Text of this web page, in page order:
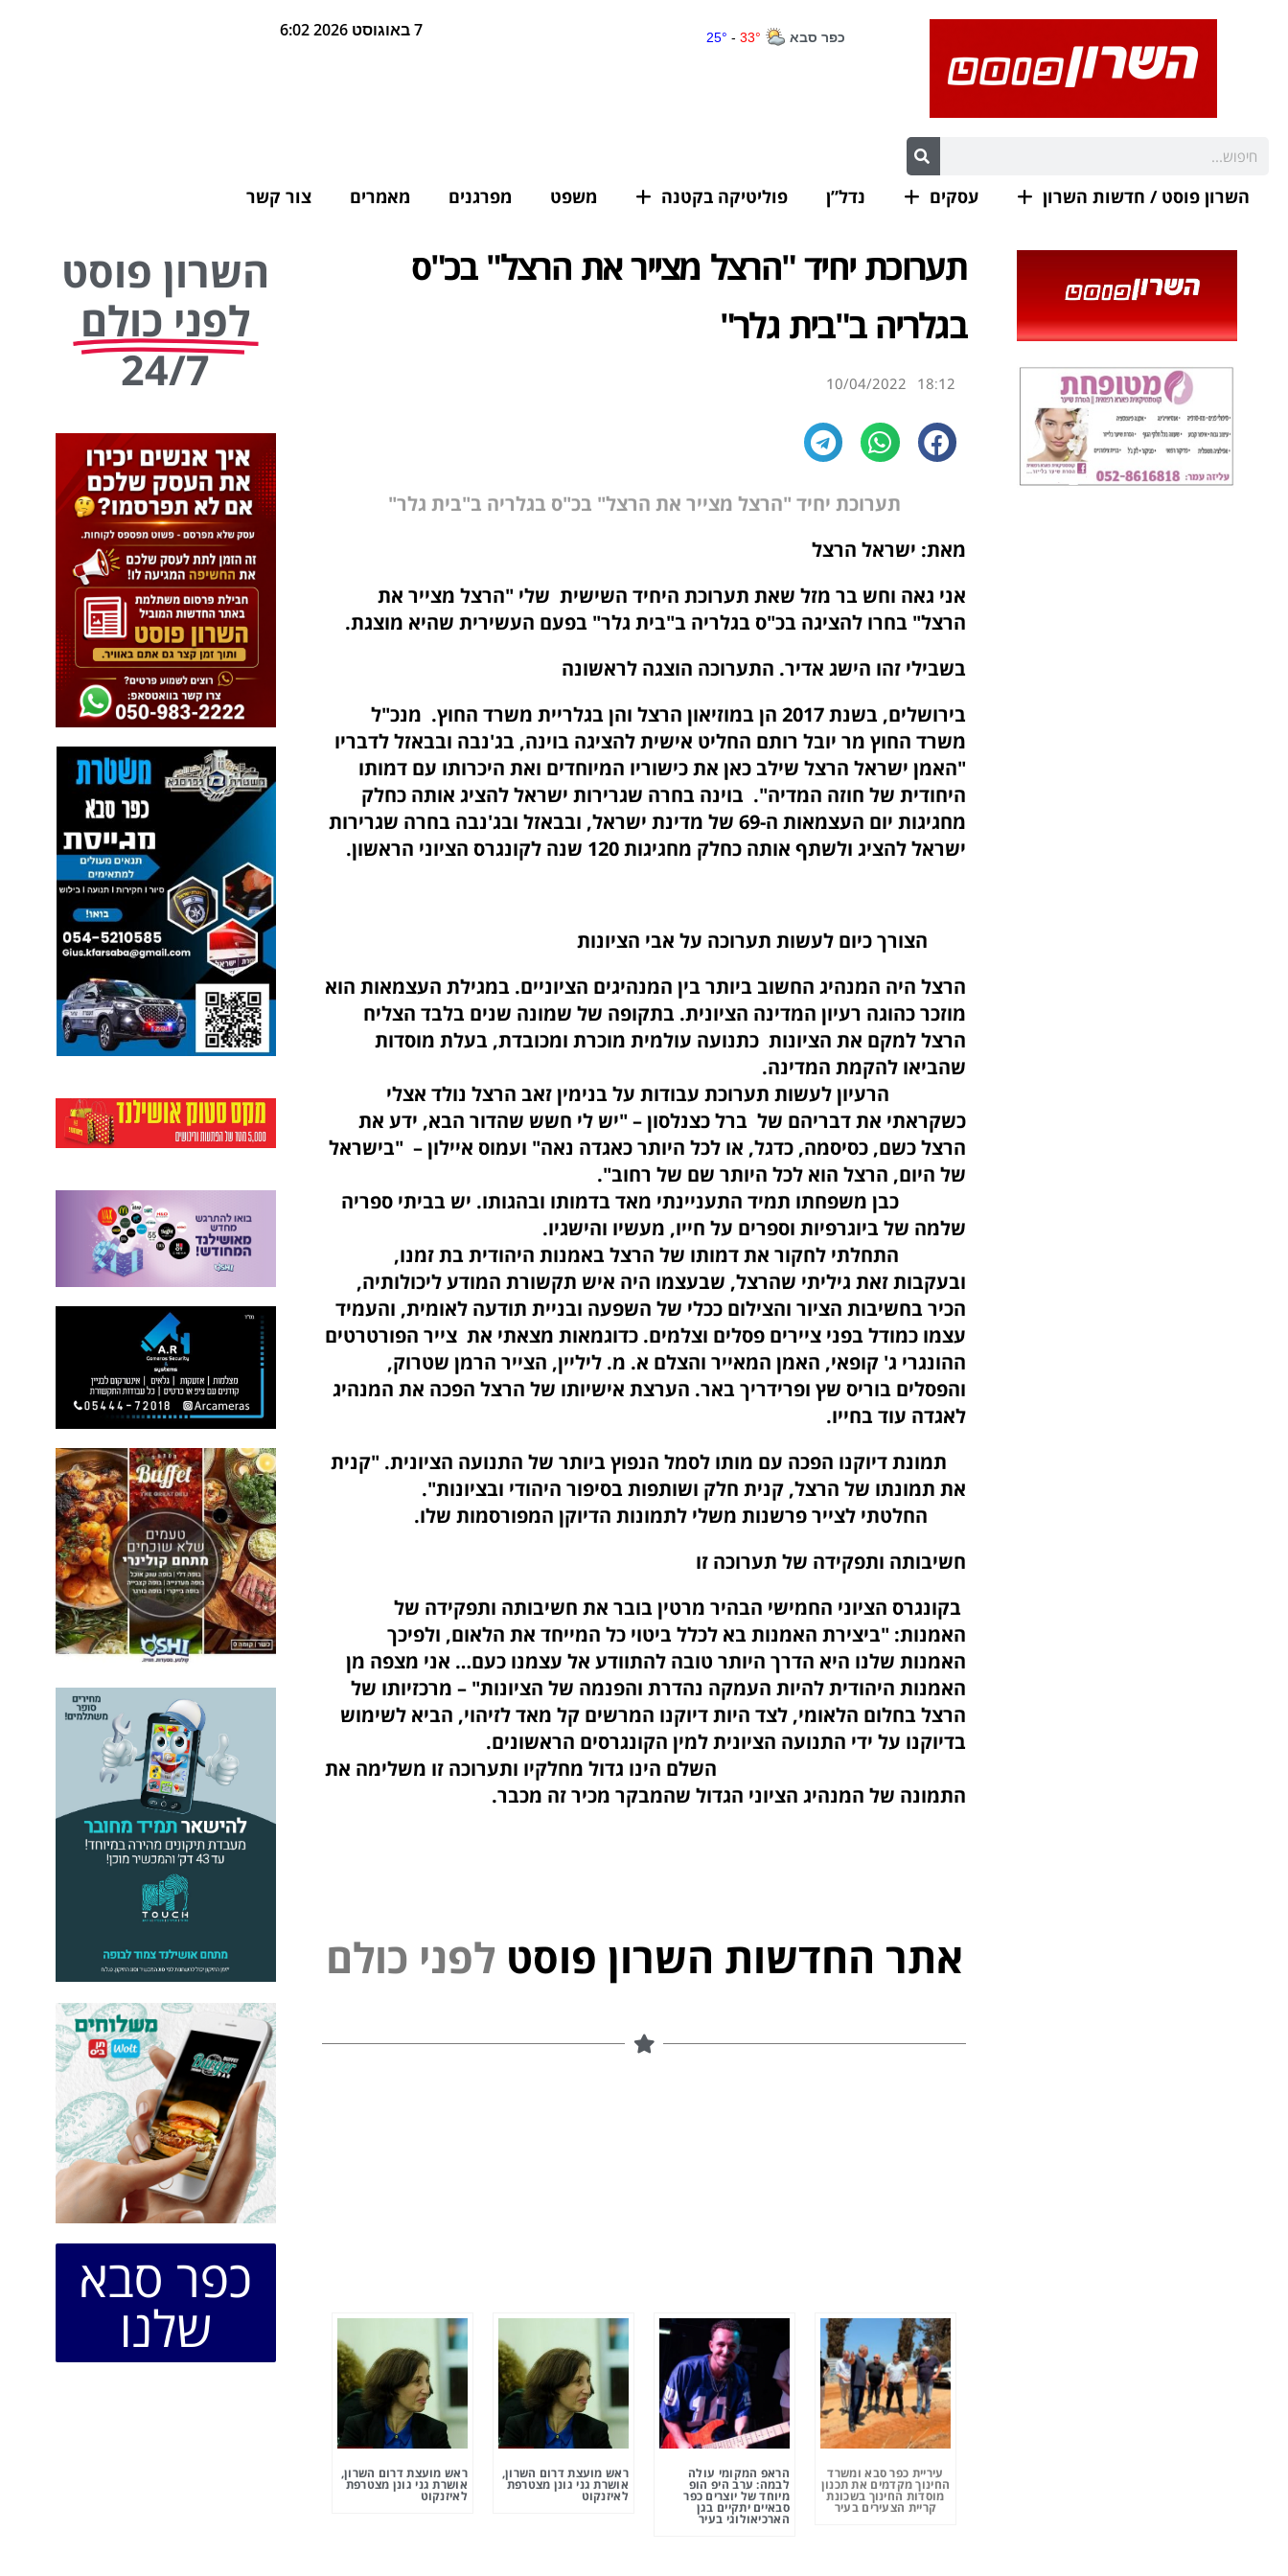
7 באוגוסט 2026 6:02
השרון פוסט / חדשות השרון עסקים נדל”ן פוליטיקה בקטנה משפט מפרגנים מאמרים צור קשר
תערוכת יחיד "הרצל מצייר את הרצל" בכ"ס
בגלריה ב"בית גלר"
18:12
10/04/2022
תערוכת יחיד "הרצל מצייר את הרצל" בכ"ס בגלריה ב"בית גלר"
מאת: ישראל הרצל
אני גאה וחש בר מזל שאת תערוכת היחיד השישית שלי "הרצל מצייר את
הרצל" בחרו להציגה בכ"ס בגלריה ב"בית גלר" בפעם העשירית שהיא מוצגת.
בשבילי זהו הישג אדיר. התערוכה הוצגה לראשונה
בירושלים, בשנת 2017 הן במוזיאון הרצל והן בגלריית משרד החוץ. מנכ"ל
משרד החוץ מר יובל רותם החליט אישית להציגה בוינה, בג'נבה ובבאזל לדבריו
"האמן ישראל הרצל שילב כאן את כישוריו המיוחדים ואת היכרותו עם דמותו
היחודית של חוזה המדיה". בוינה בחרה שגרירות ישראל להציג אותה כחלק
מחגיגות יום העצמאות ה-69 של מדינת ישראל, ובבאזל ובג'נבה בחרה שגרירות
ישראל להציג ולשתף אותה כחלק מחגיגות 120 שנה לקונגרס הציוני הראשון.
הצורך כיום לעשות תערוכה על אבי הציונות
הרצל היה המנהיג החשוב ביותר בין המנהיגים הציוניים. במגילת העצמאות הוא
מוזכר כהוגה רעיון המדינה הציונית. בתקופה של שמונה שנים בלבד הצליח
הרצל למקם את הציונות כתנועה עולמית מוכרת ומכובדת, בעלת מוסדות
שהביאו להקמת המדינה.
הרעיון לעשות תערוכת עבודות על בנימין זאב הרצל נולד אצלי
כשקראתי את דבריהם של ברל כצנלסון – "יש לי חשש שהדור הבא, ידע את
הרצל כשם, כסיסמה, כדגל, או לכל היותר כאגדה נאה" ועמוס איילון – "בישראל
של היום, הרצל הוא לכל היותר שם של רחוב".
כבן משפחתו תמיד התעניינתי מאד בדמותו ובהגותו. יש בביתי ספריה
שלמה של ביוגרפיות וספרים על חייו, מעשיו והישגיו.
התחלתי לחקור את דמותו של הרצל באמנות היהודית בת זמנו,
ובעקבות זאת גיליתי שהרצל, שבעצמו היה איש תקשורת המודע ליכולותיה,
הכיר בחשיבות הציור והצילום ככלי של השפעה ובניית תודעה לאומית, והעמיד
עצמו כמודל בפני ציירים פסלים וצלמים. כדוגמאות מצאתי את צייר הפורטרטים
ההונגרי ג' קופאי, האמן המאייר והצלם א. מ. ליליין, הצייר הרמן שטרוק,
והפסלים בוריס שץ ופרידריך באר. הערצת אישיותו של הרצל הפכה את המנהיג
לאגדה עוד בחייו.
תמונת דיוקנו הפכה עם מותו לסמל הנפוץ ביותר של התנועה הציונית. "קנית
את תמונתו של הרצל, קנית חלק ושותפות בסיפור היהודי ובציונות".
החלטתי לצייר פרשנות משלי לתמונות הדיוקן המפורסמות שלו.
חשיבותה ותפקידה של תערוכה זו
בקונגרס הציוני החמישי הבהיר מרטין בובר את חשיבותה ותפקידה של
האמנות: "ביצירת האמנות בא לכלל ביטוי כל המייחד את הלאום, ולפיכך
האמנות שלנו היא הדרך היותר טובה להתוודע אל עצמנו כעם… אני מצפה מן
האמנות היהודית להיות העמקה נהדרת והפנמה של הציונות" – מרכזיותו של
הרצל בחלום הלאומי, לצד היות דיוקנו המרשים קל מאד לזיהוי, הביא לשימוש
בדיוקנו על ידי התנועה הציונית למין הקונגרסים הראשונים.
השלם הינו גדול מחלקיו ותערוכה זו משלימה את
התמונה של המנהיג הציוני הגדול שהמבקר מכירזה מכבר.
אתר החדשות השרון פוסט לפני כולם
עיריית כפר סבא ומשרד
החינוך מקדמים את תכנון
מוסדות החינוך בשכונת
קריית הצעירים בעיר
הראפ המקומי עולה
לבמה: ערב היפ הופ
מיוחד של יוצרים כפר
סבאיים יתקיים בגן
הארכיאולוגי בעיר
ראש מועצת דרום השרון,
אושרת גני גונן מצטרפת
לאיזנקוט
ראש מועצת דרום השרון,
אושרת גני גונן מצטרפת
לאיזנקוט
השרון פוסט
לפני כולם
24/7
כפר סבא
שלנו